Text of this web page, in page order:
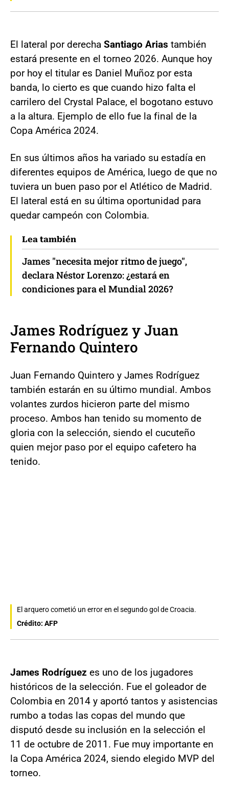
El lateral por derecha Santiago Arias también
estará presente en el torneo 2026. Aunque hoy
por hoy el titular es Daniel Muñoz por esta
banda, lo cierto es que cuando hizo falta el
carrilero del Crystal Palace, el bogotano estuvo
a la altura. Ejemplo de ello fue la final de la
Copa América 2024.
En sus últimos años ha variado su estadía en
diferentes equipos de América, luego de que no
tuviera un buen paso por el Atlético de Madrid.
El lateral está en su última oportunidad para
quedar campeón con Colombia.
Lea también
James "necesita mejor ritmo de juego",
declara Néstor Lorenzo: ¿estará en
condiciones para el Mundial 2026?
James Rodríguez y Juan
Fernando Quintero
Juan Fernando Quintero y James Rodríguez
también estarán en su último mundial. Ambos
volantes zurdos hicieron parte del mismo
proceso. Ambos han tenido su momento de
gloria con la selección, siendo el cucuteño
quien mejor paso por el equipo cafetero ha
tenido.
El arquero cometió un error en el segundo gol de Croacia.
Crédito: AFP
James Rodríguez es uno de los jugadores
históricos de la selección. Fue el goleador de
Colombia en 2014 y aportó tantos y asistencias
rumbo a todas las copas del mundo que
disputó desde su inclusión en la selección el
11 de octubre de 2011. Fue muy importante en
la Copa América 2024, siendo elegido MVP del
torneo.